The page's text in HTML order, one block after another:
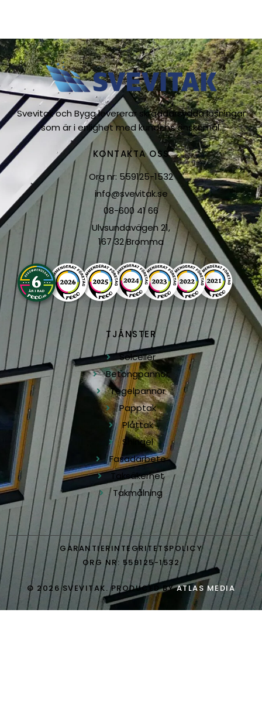
Svevitak och Bygg levererar skräddarsydda lösningar
som är i enlighet med kundens önskemål.
KONTAKTA OSS
Org nr: 559125-1532
info@svevitak.se
08-600 41 66
Ulvsundavägen 21,
167 32 Bromma
TJÄNSTER
Solceller
Betongpannor
Tegelpannor
Papptak
Plåttak
Shingel
Fasadarbete
Taksäkerhet
Takmålning
© 2026 SVEVITAK. PRODUCED BYATLAS MEDIA
GARANTIERINTEGRITETSPOLICY
ORG NR: 559125-1532